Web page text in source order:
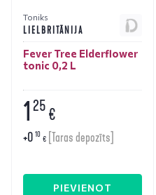
Toniks
LIELBRITĀNIJA
Fever Tree Elderflower
tonic 0,2 L
125€
+0 10 € [Taras depozīts]
PIEVIENOT